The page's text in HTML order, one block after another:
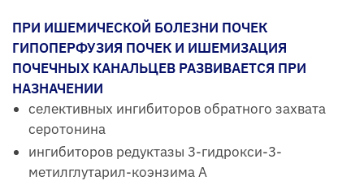
ПРИ ИШЕМИЧЕСКОЙ БОЛЕЗНИ ПОЧЕК
ГИПОПЕРФУЗИЯ ПОЧЕК И ИШЕМИЗАЦИЯ
ПОЧЕЧНЫХ КАНАЛЬЦЕВ РАЗВИВАЕТСЯ ПРИ
НАЗНАЧЕНИИ
селективных ингибиторов обратного захвата
серотонина
ингибиторов редуктазы 3-гидрокси-3-
метилглутарил-коэнзима А